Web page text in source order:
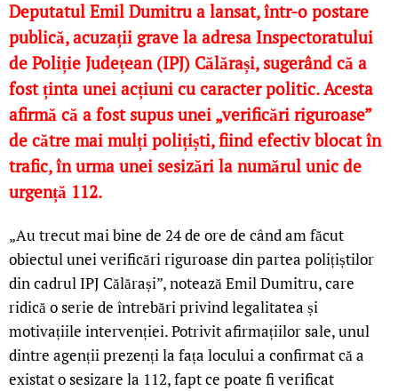
Deputatul Emil Dumitru a lansat, într-o postare
publică, acuzații grave la adresa Inspectoratului
de Poliție Județean (IPJ) Călărași, sugerând că a
fost ținta unei acțiuni cu caracter politic. Acesta
afirmă că a fost supus unei „verificări riguroase”
de către mai mulți polițiști, fiind efectiv blocat în
trafic, în urma unei sesizări la numărul unic de
urgență 112.
„Au trecut mai bine de 24 de ore de când am făcut
obiectul unei verificări riguroase din partea polițiștilor
din cadrul IPJ Călărași”, notează Emil Dumitru, care
ridică o serie de întrebări privind legalitatea și
motivațiile intervenției. Potrivit afirmațiilor sale, unul
dintre agenții prezenți la fața locului a confirmat că a
existat o sesizare la 112, fapt ce poate fi verificat